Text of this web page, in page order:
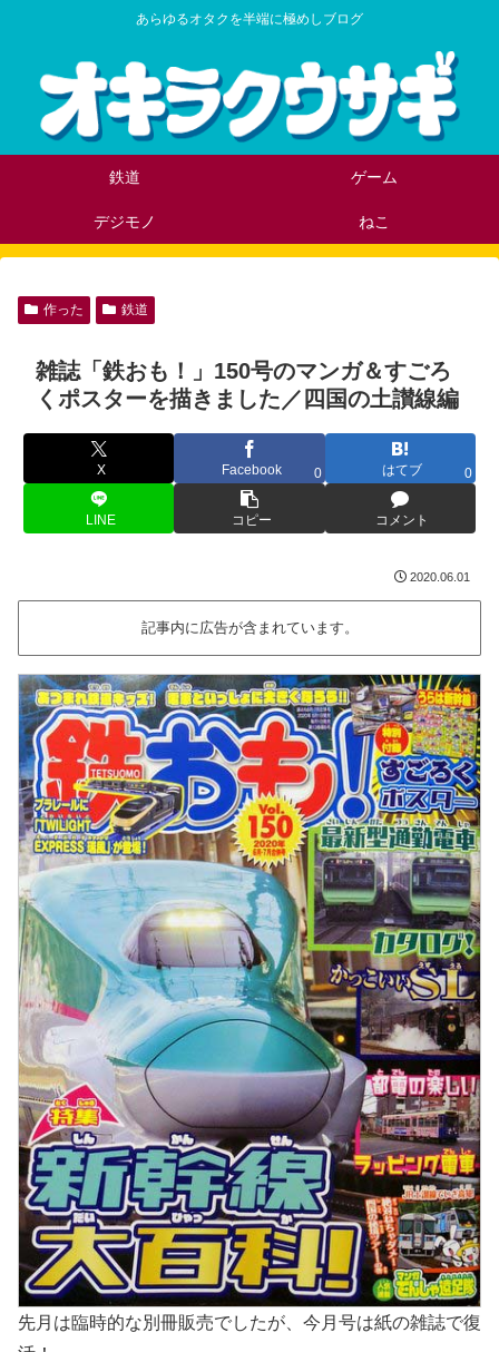
あらゆるオタクを半端に極めしブログ
鉄道 ゲーム
デジモノ ねこ
作った 鉄道
雑誌「鉄おも！」150号のマンガ＆すごろ
くポスターを描きました／四国の土讃線編
X Facebook 0 はてブ 0
LINE コピー コメント
2020.06.01
記事内に広告が含まれています。
先月は臨時的な別冊販売でしたが、今月号は紙の雑誌で復